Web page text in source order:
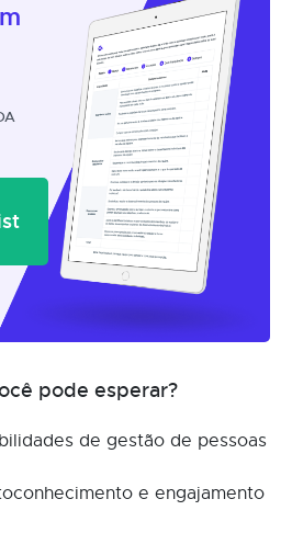
pode esperar?
de gestão de pessoas
e engajamento